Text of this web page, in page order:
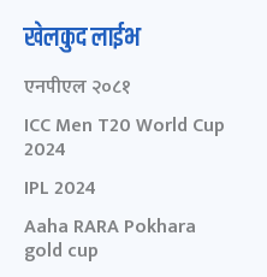
खेलकुद लाईभ
एनपीएल २०८१
ICC Men T20 World Cup
2024
IPL 2024
Aaha RARA Pokhara
gold cup